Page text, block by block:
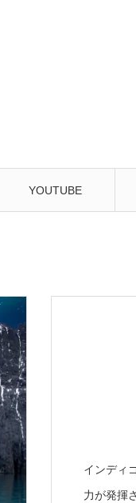
YOUTUBE
インディ
力が発揮